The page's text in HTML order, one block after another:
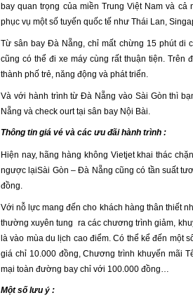
bay quan trọng của miền Trung Việt Nam và
phục vụ một số tuyến quốc tế như Thái Lan,
Từ sân bay Đà Nẵng, chỉ mất chừng 15 phút di
cũng có thể đi xe máy cùng rất thuận tiện.
thành phố trẻ, năng động và phát triển.
Và với hành trình từ Đà Nẵng vào Sài Gòn thì
Nẵng và check ourt tại sân bay Nội Bài.
Thông tin giá vé và các ưu đãi hành trình :
Hiện nay, hãng hàng không Vietjet khai thác
ngược lạiSài Gòn – Đà Nẵng cũng có tần suất
đồng.
Với nỗ lực mang đến cho khách hàng thân thiết
thường xuyên tung ra các chương trình giảm,
là vào mùa du lịch cao điểm. Có thể kể đến
giá chỉ 10.000 đồng, Chương trình khuyến mãi
mại toàn đường bay chỉ với 100.000 đồng…
Một số lưu ý :